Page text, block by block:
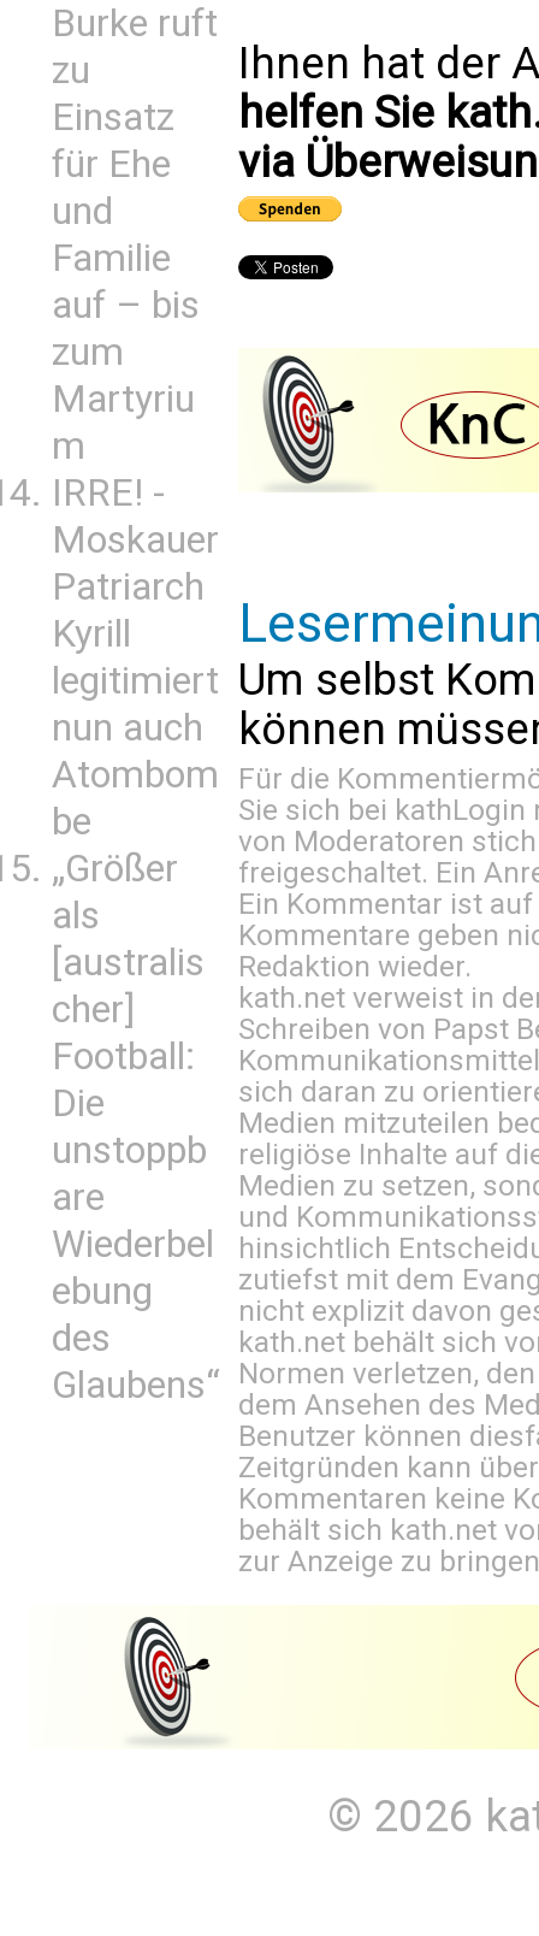
Burke ruft
zu
Einsatz
für Ehe
und
Familie
auf – bis
zum
Martyriu
m
IRRE! -
Moskauer
Patriarch
Kyrill
legitimiert
nun auch
Atombom
be
„Größer
als
[australis
cher]
Football:
Die
unstoppb
are
Wiederbel
ebung
des
Glaubens“
Ihnen hat der
helfen Sie
via
Um selbst
können
Für die
Sie sich bei kathLogin
von Moderatoren
freigeschaltet. Ein
Ein Kommentar ist
Kommentare geben
Redaktion wieder.
kath.net verweist in
Schreiben von Papst
sich daran zu
Medien mitzuteilen
religiöse Inhalte auf
Medien zu setzen,
und
hinsichtlich
zutiefst mit dem
nicht explizit davon
kath.net behält sich
Normen verletzen,
dem Ansehen des
Benutzer können
Zeitgründen kann
Kommentaren keine
behält sich kath.net
zur Anzeige zu
© 2026